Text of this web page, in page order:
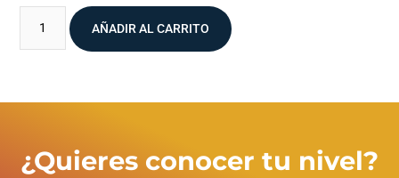
AÑADIR AL CARRITO
¿Quieres conocer tu nivel?